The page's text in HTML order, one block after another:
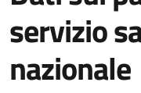
servizio
nazionale